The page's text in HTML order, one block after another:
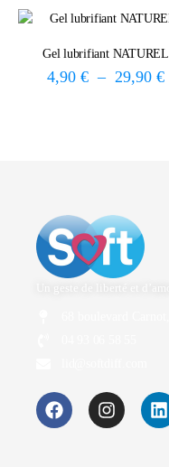
Gel lubrifiant NATUREL
4,90 € – 29,90 €